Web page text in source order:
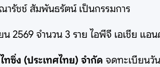
รัชช์ สัมพันธรัตน์ เป็นกรรมการ
2569 จำนวน 3 ราย ไอพีจี เอเชีย
ซิ่ง (ประเทศไทย) จำกัด จดทะเบียนวั